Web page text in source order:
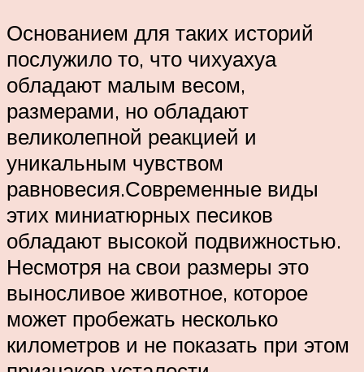
Основанием для таких историй
послужило то, что чихуахуа
обладают малым весом,
размерами, но обладают
великолепной реакцией и
уникальным чувством
равновесия.Современные виды
этих миниатюрных песиков
обладают высокой подвижностью.
Несмотря на свои размеры это
выносливое животное, которое
может пробежать несколько
километров и не показать при этом